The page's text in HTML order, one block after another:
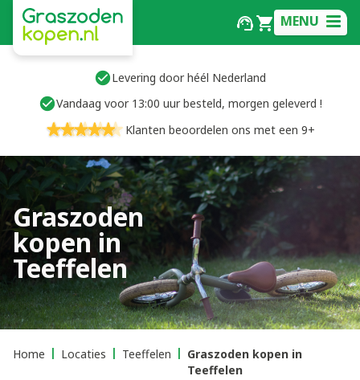
MENU
Levering door héél Nederland
Vandaag voor 13:00 uur besteld, morgen geleverd !
Klanten beoordelen ons met een 9+
Graszoden
kopen in
Teeffelen
Home Locaties Teeffelen
Graszoden kopen in
Teeffelen